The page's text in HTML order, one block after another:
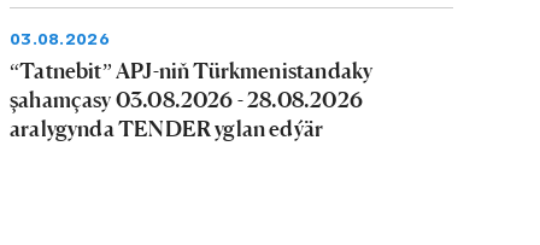
03.08.2026
“Tatnebit” APJ-niň Türkmenistandaky
şahamçasy 03.08.2026 - 28.08.2026
aralygynda TENDER yglan edýär